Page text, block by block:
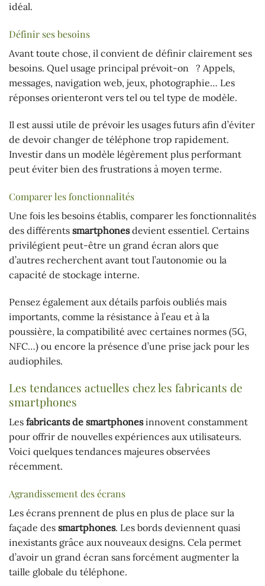
idéal.
Définir ses besoins
Avant toute chose, il convient de définir clairement ses
besoins. Quel usage principal prévoit-on ? Appels,
messages, navigation web, jeux, photographie… Les
réponses orienteront vers tel ou tel type de modèle.
Il est aussi utile de prévoir les usages futurs afin d’éviter
de devoir changer de téléphone trop rapidement.
Investir dans un modèle légèrement plus performant
peut éviter bien des frustrations à moyen terme.
Comparer les fonctionnalités
Une fois les besoins établis, comparer les fonctionnalités
des différents smartphonesdevient essentiel. Certains
privilégient peut-être un grand écran alors que
d’autres recherchent avant tout l’autonomie ou la
capacité de stockage interne.
Pensez également aux détails parfois oubliés mais
importants, comme la résistance à l’eau et à la
poussière, la compatibilité avec certaines normes (5G,
NFC…) ou encore la présence d’une prise jack pour les
audiophiles.
Les tendances actuelles chez les fabricants de
smartphones
Les fabricants de smartphonesinnovent constamment
pour offrir de nouvelles expériences aux utilisateurs.
Voici quelques tendances majeures observées
récemment.
Agrandissement des écrans
Les écrans prennent de plus en plus de place sur la
façade des smartphones. Les bords deviennent quasi
inexistants grâce aux nouveaux designs. Cela permet
d’avoir un grand écran sans forcément augmenter la
taille globale du téléphone.